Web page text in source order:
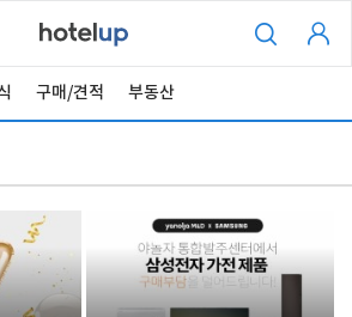
구매/견적 부동산